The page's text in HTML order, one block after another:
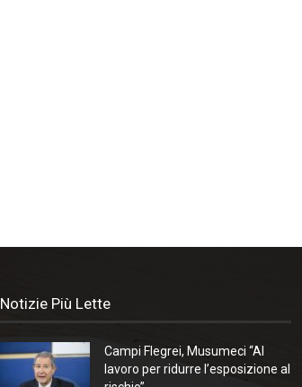
Notizie Più Lette
Campi Flegrei, Musumeci “Al
lavoro per ridurre l’esposizione al